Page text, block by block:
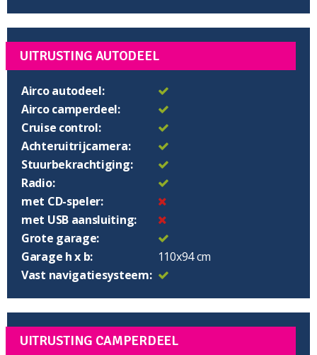
UITRUSTING AUTODEEL
Airco autodeel:
Airco camperdeel:
Cruise control:
Achteruitrijcamera:
Stuurbekrachtiging:
Radio:
met CD-speler:
met USB aansluiting:
Grote garage:
Garage h x b:
110x94 cm
Vast navigatiesysteem:
UITRUSTING CAMPERDEEL